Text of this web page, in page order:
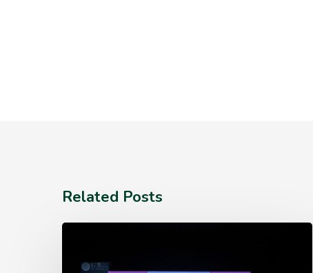
Related Posts
IBMCP